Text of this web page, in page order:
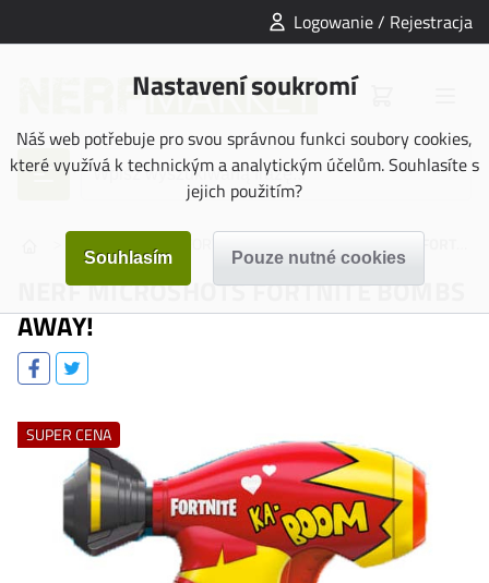
Logowanie / Rejestracja
Nastavení soukromí
Náš web potřebuje pro svou správnou funkci soubory cookies,
které využívá k technickým a analytickým účelům. Souhlasíte s
jejich použitím?
NERF MICROSHOTS FORTNITE BOMBS
AWAY!
SUPER CENA